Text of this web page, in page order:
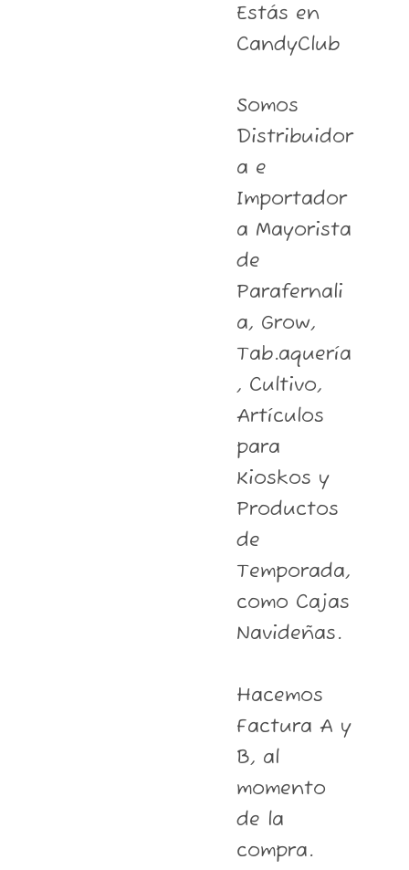
Estás en
CandyClub
Somos
Distribuidor
a e
Importador
a Mayorista
de
Parafernali
a, Grow,
Tab.aquería
, Cultivo,
Artículos
para
Kioskos y
Productos
de
Temporada,
como Cajas
Navideñas.
Hacemos
Factura A y
B, al
momento
de la
compra.